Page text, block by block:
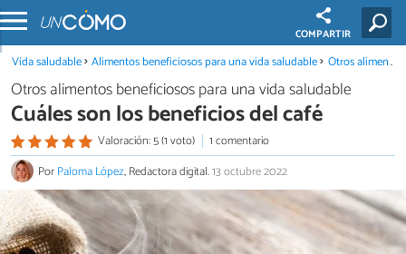
COMPARTIR
Vida saludable Alimentos beneficiosos para una vida saludable Otros alimentos beneficiosos para una vida saludable
Otros alimentos beneficiosos para una vida saludable
Cuáles son los beneficios del café
Valoración: 5 (1 voto)
1 comentario
PorPaloma López, Redactora digital.13 octubre 2022